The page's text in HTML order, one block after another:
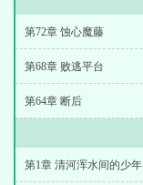
第72章 蚀心魔藤
第68章 败逃平台
第64章 断后
第1章 清河浑水间的少年